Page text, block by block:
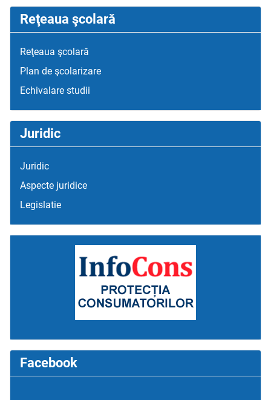
Reţeaua şcolară
Reţeaua şcolară
Plan de şcolarizare
Echivalare studii
Juridic
Juridic
Aspecte juridice
Legislatie
Facebook